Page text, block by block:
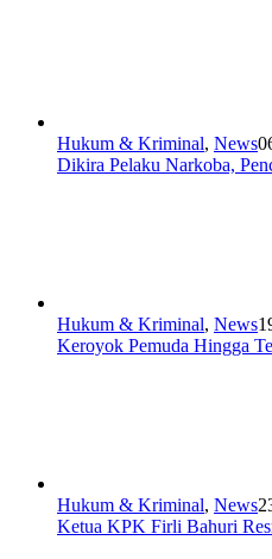
Hukum & Kriminal, News
Dikira Pelaku Narkoba,
Hukum & Kriminal, News
Keroyok Pemuda Hingga
Hukum & Kriminal, News
Ketua KPK Firli Bahuri